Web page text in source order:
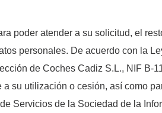
poder atender a su solicitud, el
personales. De acuerdo con la
de Coches Cadiz S.L., NIF B-
su utilización o cesión, así como
Servicios de la Sociedad de la